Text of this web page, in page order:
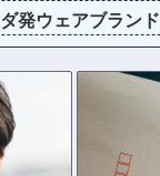
発ウェアブラン